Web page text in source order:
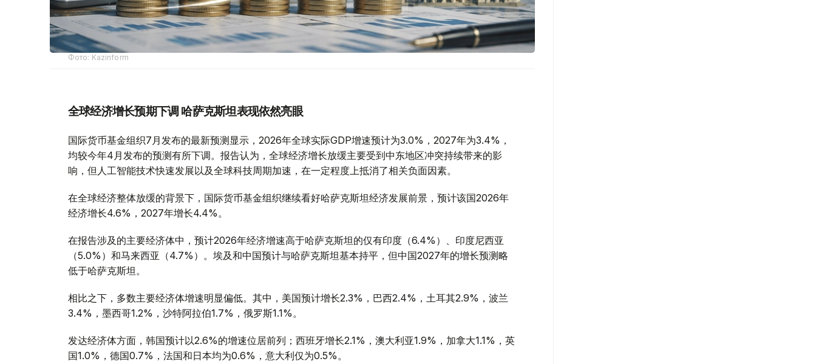
Фото: Kazinform
全球经济增长预期下调 哈萨克斯坦表现依然亮眼
国际货币基金组织7月发布的最新预测显示，2026年全球实际GDP增速预计为3.0%，2027年为3.4%，
均较今年4月发布的预测有所下调。报告认为，全球经济增长放缓主要受到中东地区冲突持续带来的影
响，但人工智能技术快速发展以及全球科技周期加速，在一定程度上抵消了相关负面因素。
在全球经济整体放缓的背景下，国际货币基金组织继续看好哈萨克斯坦经济发展前景，预计该国2026年
经济增长4.6%，2027年增长4.4%。
在报告涉及的主要经济体中，预计2026年经济增速高于哈萨克斯坦的仅有印度（6.4%）、印度尼西亚
（5.0%）和马来西亚（4.7%）。埃及和中国预计与哈萨克斯坦基本持平，但中国2027年的增长预测略
低于哈萨克斯坦。
相比之下，多数主要经济体增速明显偏低。其中，美国预计增长2.3%，巴西2.4%，土耳其2.9%，波兰
3.4%，墨西哥1.2%，沙特阿拉伯1.7%，俄罗斯1.1%。
发达经济体方面，韩国预计以2.6%的增速位居前列；西班牙增长2.1%，澳大利亚1.9%，加拿大1.1%，英
国1.0%，德国0.7%，法国和日本均为0.6%，意大利仅为0.5%。